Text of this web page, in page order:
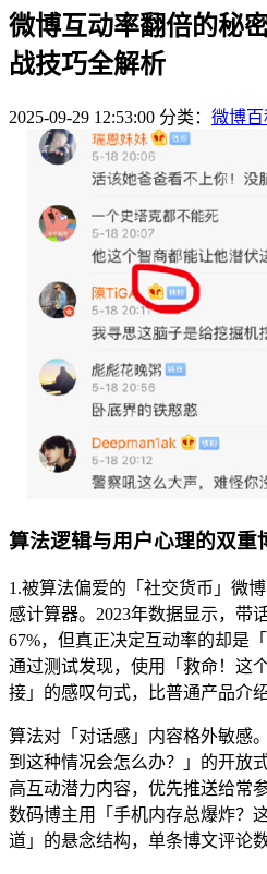
微博互动率翻倍的秘
战技巧全解析
2025-09-29 12:53:00 分类： 微博百
算法逻辑与用户心理的双重
1.被算法偏爱的「社交货币」微
感计算器。2023年数据显示，带
67%，但真正决定互动率的却是
通过测试发现，使用「救命！这
接」的感叹句式，比普通产品介
算法对「对话感」内容格外敏感
到这种情况会怎么办？」的开放
高互动潜力内容，优先推送给常
数码博主用「手机内存总爆炸？
道」的悬念结构，单条博文评论数